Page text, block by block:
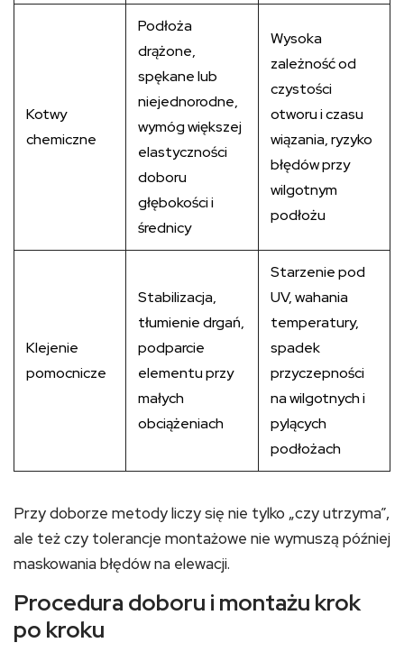
Kotwy
chemiczne
Podłoża
drążone,
spękane lub
niejednorodne,
wymóg większej
elastyczności
doboru
głębokości i
średnicy
Wysoka
zależność od
czystości
otworu i czasu
wiązania, ryzyko
błędów przy
wilgotnym
podłożu
Klejenie
pomocnicze
Stabilizacja,
tłumienie drgań,
podparcie
elementu przy
małych
obciążeniach
Starzenie pod
UV, wahania
temperatury,
spadek
przyczepności
na wilgotnych i
pylących
podłożach
Przy doborze metody liczy się nie tylko „czy utrzyma”,
ale też czy tolerancje montażowe nie wymuszą później
maskowania błędów na elewacji.
Procedura doboru i montażu krok
po kroku